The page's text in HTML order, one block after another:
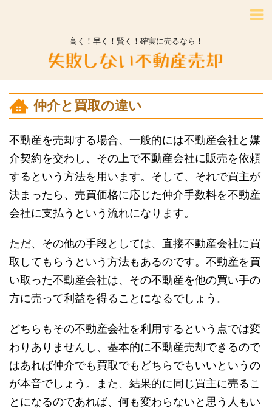
高く！早く！賢く！確実に売るなら！
仲介と買取の違い
不動産を売却する場合、一般的には不動産会社と媒
介契約を交わし、その上で不動産会社に販売を依頼
するという方法を用います。そして、それで買主が
決まったら、売買価格に応じた仲介手数料を不動産
会社に支払うという流れになります。
ただ、その他の手段としては、直接不動産会社に買
取してもらうという方法もあるのです。不動産を買
い取った不動産会社は、その不動産を他の買い手の
方に売って利益を得ることになるでしょう。
どちらもその不動産会社を利用するという点では変
わりありませんし、基本的に不動産売却できるので
はあれば仲介でも買取でもどちらでもいいというの
が本音でしょう。また、結果的に同じ買主に売るこ
とになるのであれば、何も変わらないと思う人もい